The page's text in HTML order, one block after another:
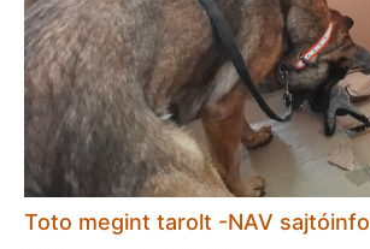
Toto megint tarolt -NAV